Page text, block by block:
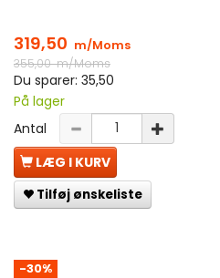
319,50 m/Moms
355,00m/Moms
Du sparer: 35,50
På lager
Antal
LÆG I KURV
Tilføj ønskeliste
-30%